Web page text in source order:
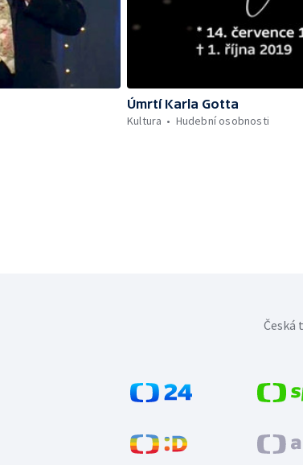
Úmrtí Karla Gotta
Kultura
Hudební osobnosti
Česká